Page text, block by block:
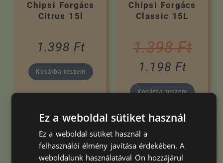
Chipsi Forgács
Citrus 15l
1.398 Ft
Kosárba teszem
Chipsi Forgács
Classic 15L
1.398Ft
1.198 Ft
Kosárba teszem
Akció
-14%
-9%
Ez a weboldal sütiket használ
Ez a weboldal sütiket használ a
felhasználói élmény javítása érdekében. A
weboldalunk használatával Ön hozzájárul